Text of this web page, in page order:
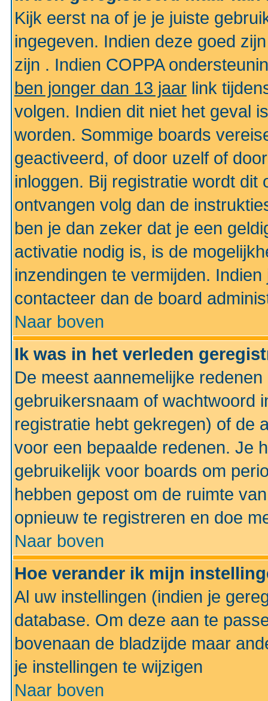
Kijk eerst na of je je juiste
ingegeven. Indien deze goed
zijn . Indien COPPA
ben jonger dan 13 jaar link
volgen. Indien dit niet het geval
worden. Sommige boards
geactiveerd, of door uzelf of
inloggen. Bij registratie wordt dit
ontvangen volg dan de
ben je dan zeker dat je een
activatie nodig is, is de
inzendingen te vermijden.
contacteer dan de board
Naar boven
Ik was in het verleden
De meest aannemelijke
gebruikersnaam of wachtwoord
registratie hebt gekregen) of de
voor een bepaalde redenen. Je
gebruikelijk voor boards om
hebben gepost om de ruimte
opnieuw te registreren en doe
Naar boven
Hoe verander ik mijn
Al uw instellingen (indien je
database. Om deze aan te
bovenaan de bladzijde maar
je instellingen te wijzigen
Naar boven